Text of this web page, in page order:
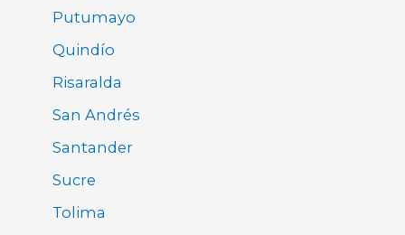
Putumayo
Quindío
Risaralda
San Andrés
Santander
Sucre
Tolima